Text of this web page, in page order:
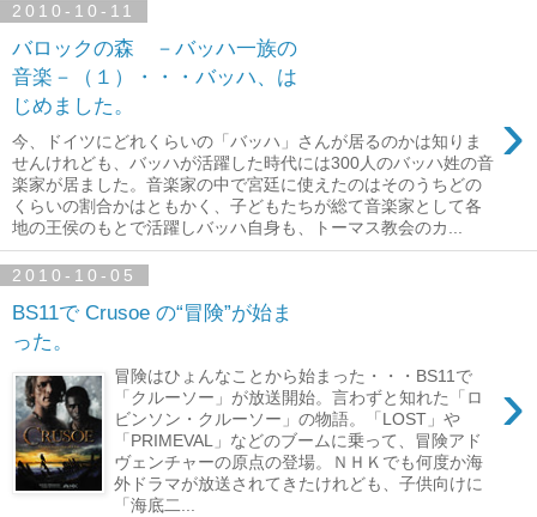
2010-10-11
バロックの森 －バッハ一族の
音楽－（１）・・・バッハ、は
じめました。
›
今、ドイツにどれくらいの「バッハ」さんが居るのかは知りま
せんけれども、バッハが活躍した時代には300人のバッハ姓の音
楽家が居ました。音楽家の中で宮廷に使えたのはそのうちどの
くらいの割合かはともかく、子どもたちが総て音楽家として各
地の王侯のもとで活躍しバッハ自身も、トーマス教会のカ...
2010-10-05
BS11で Crusoe の“冒険”が始ま
った。
›
冒険はひょんなことから始まった・・・BS11で
「クルーソー」が放送開始。言わずと知れた「ロ
ビンソン・クルーソー」の物語。「LOST」や
「PRIMEVAL」などのブームに乗って、冒険アド
ヴェンチャーの原点の登場。ＮＨＫでも何度か海
外ドラマが放送されてきたけれども、子供向けに
「海底二...